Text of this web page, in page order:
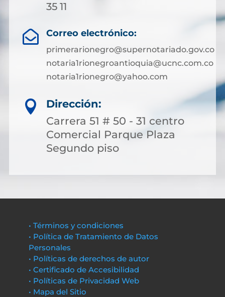
35 11
 Correo electrónico:
primerarionegro@supernotariado.gov.co
notaria1rionegroantioquia@ucnc.com.co
notaria1rionegro@yahoo.com

Dirección:
Carrera 51 # 50 - 31 centro
Comercial Parque Plaza
Segundo piso
• Términos y condiciones
• Política de Tratamiento de Datos
Personales
• Políticas de derechos de autor
• Certificado de Accesibilidad
• Políticas de Privacidad Web
• Mapa del Sitio